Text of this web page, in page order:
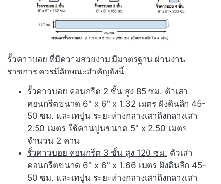
รั้วคาวบอย ที่มีความสวยงาม มีมาตรฐาน ผ่านงาน
ราชการ ควรมีลักษณะสำคัญดังนี้
รั้วคาวบอย คอนกรีต 2 ชั้น สูง 85 ซม. ตัวเสา
คอนกรีตขนาด 6" x 6" x 1.32 เมตร ฝังดินลึก 45-
50 ซม. และเทปูน ระยะห่างกลางเสาถึงกลางเสา
2.50 เมตร ใช้คานปูนขนาด 5" x 2.50 เมตร
จำนวน 2 คาน
รั้วคาวบอย คอนกรีต 3 ชั้น สูง 120 ซม. ตัวเสา
คอนกรีตขนาด 6" x 6" x 1.66 เมตร ฝังดินลึก 45-
50 ซม. และเทปูน ระยะห่างกลางเสาถึงกลางเสา